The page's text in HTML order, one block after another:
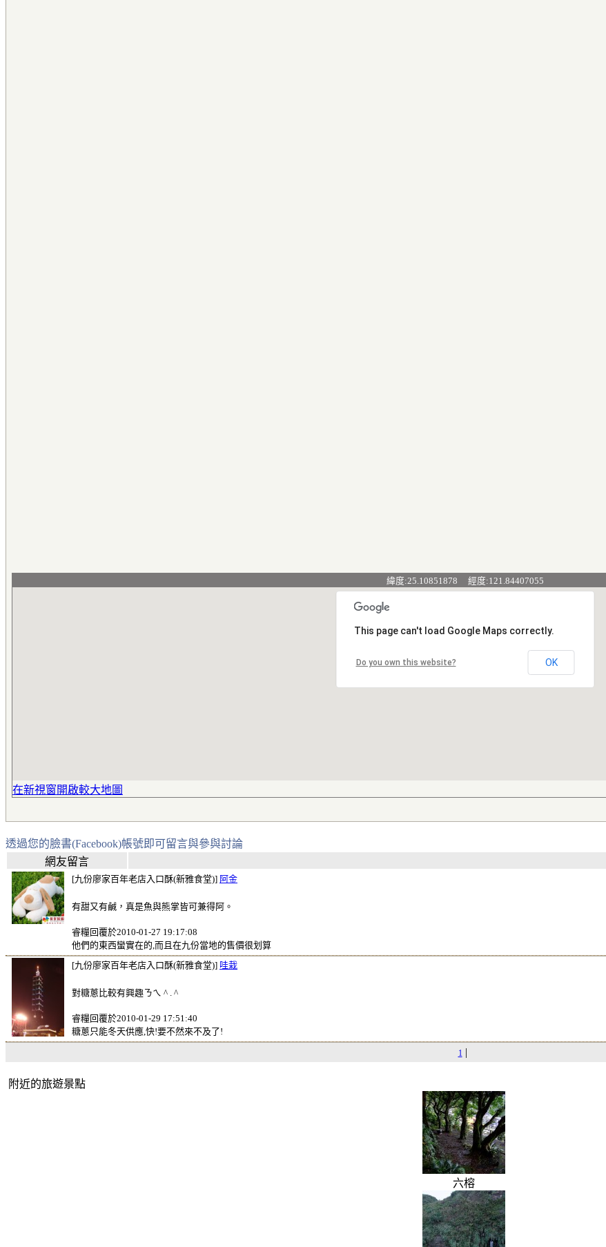
緯度:25.10851878 經度:121.84407055
This page can't load Google Maps correctly.
Do you own this website? OK
在新視窗開啟較大地圖
透過您的臉書(Facebook)帳號即可留言與參與討論
網友留言
[九份廖家百年老店入口酥(新雅食堂)] 阿金
有甜又有鹹，真是魚與熊掌皆可兼得阿。
睿糧回覆於2010-01-27 19:17:08
他們的東西蠻實在的,而且在九份當地的售價很划算
[九份廖家百年老店入口酥(新雅食堂)] 哇栽
對糖蔥比較有興趣ㄋㄟ ^ . ^
睿糧回覆於2010-01-29 17:51:40
糖蔥只能冬天供應,快!要不然來不及了!
1 |
附近的旅遊景點
六榕